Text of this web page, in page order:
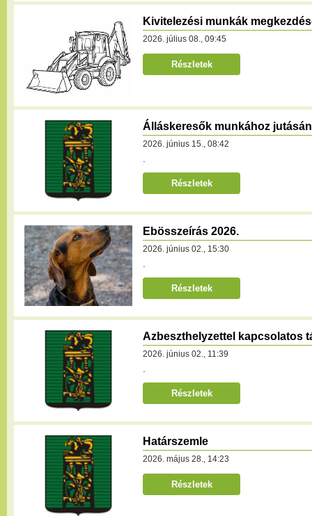
Kivitelezési munkák
2026. július 08., 09:45
Részletek
Álláskeresők munkához
2026. június 15., 08:42
Részletek
Ebösszeírás 2026.
2026. június 02., 15:30
Részletek
Azbeszthelyzettel kapcsolatos
2026. június 02., 11:39
Részletek
Határszemle
2026. május 28., 14:23
Részletek